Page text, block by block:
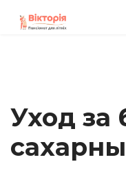
Уход за